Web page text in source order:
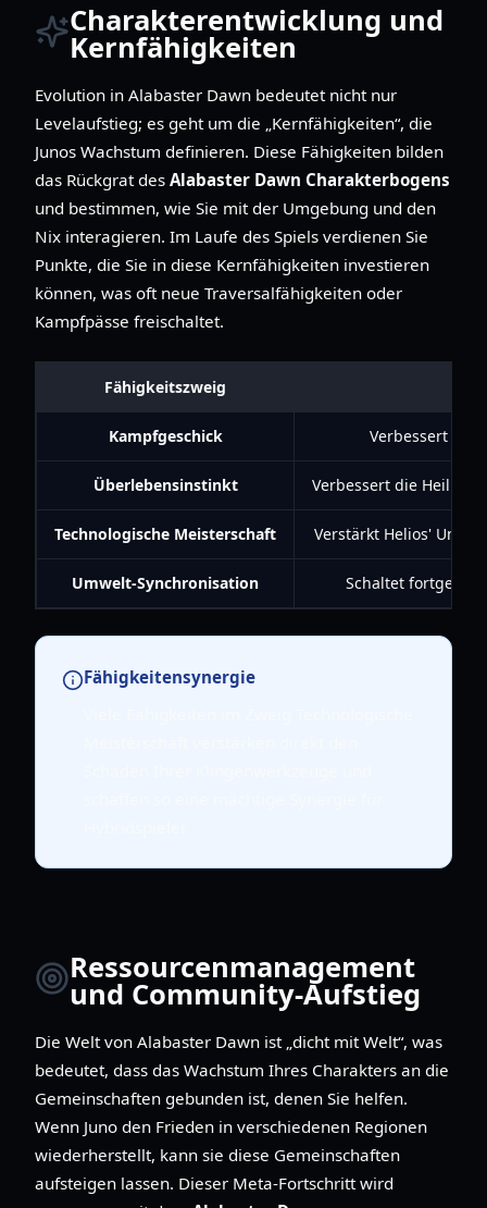
Charakterentwicklung und
Kernfähigkeiten
Evolution in Alabaster Dawn bedeutet nicht nur
Levelaufstieg; es geht um die „Kernfähigkeiten“, die
Junos Wachstum definieren. Diese Fähigkeiten bilden
das Rückgrat des Alabaster Dawn Charakterbogens
und bestimmen, wie Sie mit der Umgebung und den
Nix interagieren. Im Laufe des Spiels verdienen Sie
Punkte, die Sie in diese Kernfähigkeiten investieren
können, was oft neue Traversalfähigkeiten oder
Kampfpässe freischaltet.
Fähigkeitszweig
Kampfgeschick Verbessert
Überlebensinstinkt Verbessert die
Technologische Meisterschaft Verstärkt Helios'
Umwelt-Synchronisation Schaltet
Fähigkeitensynergie
Ressourcenmanagement
und Community-Aufstieg
Die Welt von Alabaster Dawn ist „dicht mit Welt“, was
bedeutet, dass das Wachstum Ihres Charakters an die
Gemeinschaften gebunden ist, denen Sie helfen.
Wenn Juno den Frieden in verschiedenen Regionen
wiederherstellt, kann sie diese Gemeinschaften
aufsteigen lassen. Dieser Meta-Fortschritt wird